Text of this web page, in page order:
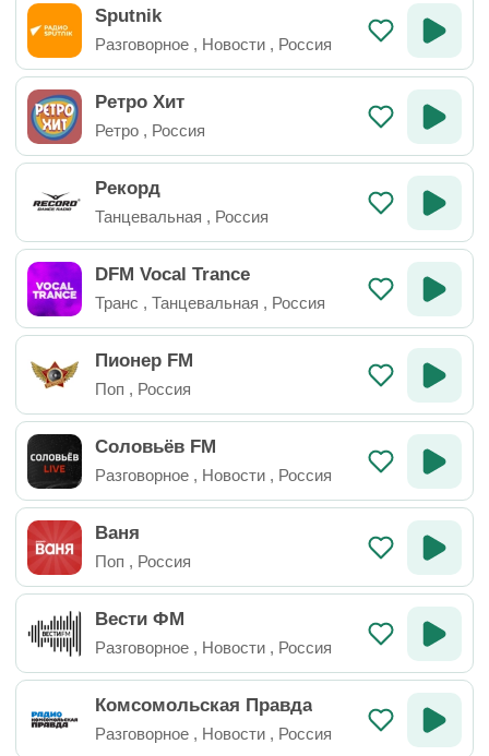
Sputnik
Разговорное , Новости , Россия
Ретро Хит
Ретро , Россия
Рекорд
Танцевальная , Россия
DFM Vocal Trance
Транс , Танцевальная , Россия
Пионер FM
Поп , Россия
Соловьёв FM
Разговорное , Новости , Россия
Ваня
Поп , Россия
Вести ФМ
Разговорное , Новости , Россия
Комсомольская Правда
Разговорное , Новости , Россия